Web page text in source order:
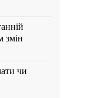
змін
чи